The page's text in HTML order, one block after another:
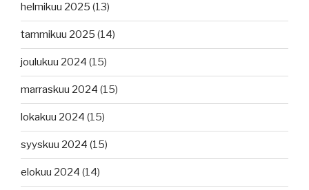
helmikuu 2025 (13)
tammikuu 2025 (14)
joulukuu 2024 (15)
marraskuu 2024 (15)
lokakuu 2024 (15)
syyskuu 2024 (15)
elokuu 2024 (14)